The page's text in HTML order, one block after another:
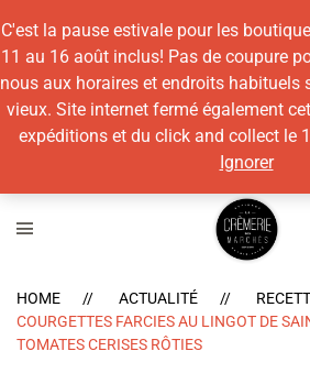
C'est la pause estivale pour les
11 au 16 août inclus! Pas de coupure
nous aux horaires et endroits habituels
vieux. Site internet fermé également
expéditions et du click and collect le
Ignorer
HOME ACTUALITÉ
COURGETTES FARCIES AU LINGOT DE
TOMATES CERISES RÔTIES